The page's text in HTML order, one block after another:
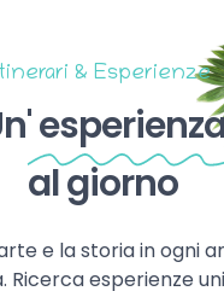
& Esperienze
al giorno
e la storia in ogni
Ricerca esperienze